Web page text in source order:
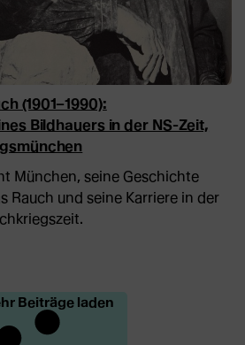
(1901–1990):
Bildhauers in der NS-Zeit,
München, seine Geschichte
Rauch und seine Karriere in der
Beiträge laden